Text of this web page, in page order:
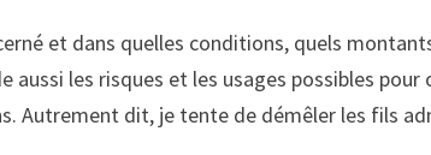
et dans quelles conditions, quels
les risques et les usages possibles pour
Autrement dit, je tente de démêler les fils